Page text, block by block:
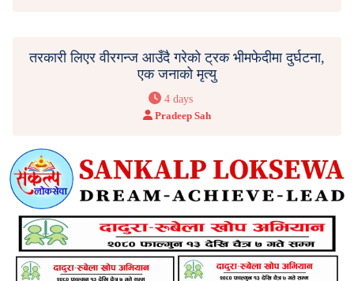
तरकारी लिएर वीरगन्ज आउँदै गरेको ट्रक भीमफेदीमा दुर्घटना,
एक जनाको मृत्यु
4 days
Pradeep Sah